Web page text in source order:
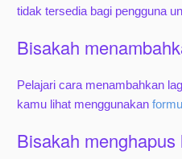
tidak tersedia bagi pengguna
Bisakah
Pelajari cara menambahkan
kamu lihat menggunakan
Bisakah